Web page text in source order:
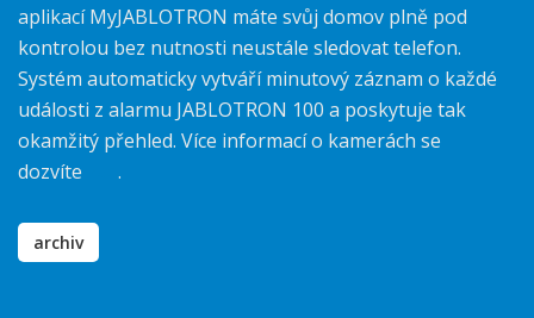
aplikací MyJABLOTRON máte svůj domov plně pod
kontrolou bez nutnosti neustále sledovat telefon.
Systém automaticky vytváří minutový záznam o každé
události z alarmu JABLOTRON 100 a poskytuje tak
okamžitý přehled. Více informací o kamerách se
dozvíte
.
archiv